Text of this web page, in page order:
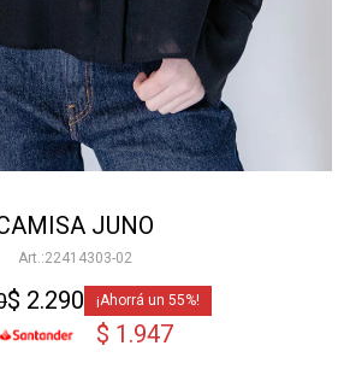
JUNO
22414303-02
$ 2.290 55
$ 1.947